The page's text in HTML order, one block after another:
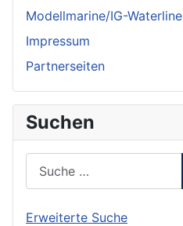
Modellmarine/IG-Waterline
Impressum
Partnerseiten
Suchen
Erweiterte Suche